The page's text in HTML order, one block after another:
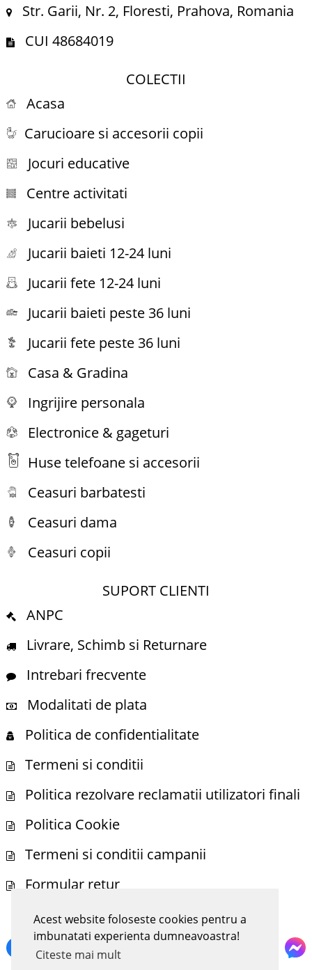
Acest website foloseste cookies pentru a
imbunatati experienta dumneavoastra!
Citeste mai mult
Str. Garii, Nr. 2, Floresti, Prahova, Romania
CUI 48684019
COLECTII
Acasa
Carucioare si accesorii copii
Jocuri educative
Centre activitati
Jucarii bebelusi
Jucarii baieti 12-24 luni
Jucarii fete 12-24 luni
Jucarii baieti peste 36 luni
Jucarii fete peste 36 luni
Casa & Gradina
Ingrijire personala
Electronice & gageturi
Huse telefoane si accesorii
Ceasuri barbatesti
Ceasuri dama
Ceasuri copii
SUPORT CLIENTI
ANPC
Livrare, Schimb si Returnare
Intrebari frecvente
Modalitati de plata
Politica de confidentialitate
Termeni si conditii
Politica rezolvare reclamatii utilizatori finali
Politica Cookie
Termeni si conditii campanii
Formular retur
NE POTI GASI SI PE